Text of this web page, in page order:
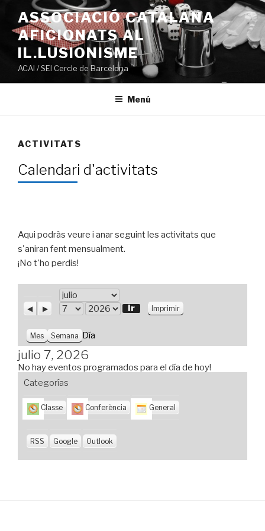
contenido
ASSOCIACIÓ CATALANA
AFICIONATS AL
IL.LUSIONISME
ACAI / SEI Cercle de Barcelona
Menú
ACTIVITATS
Calendari d'activitats
Aqui podràs veure i anar seguint les activitats que
s'aniran fent mensualment.
¡No t'ho perdis!
A
n
t
e
r
i
o
r
S
i
g
u
i
e
n
t
M
e
D
a
ñ
o
Imprimir V
i
a
Mes Semana Día
julio 7, 2026
No hay eventos programados para el día de hoy!
Categorías
Classe Conferència General
RSS Google Outlook